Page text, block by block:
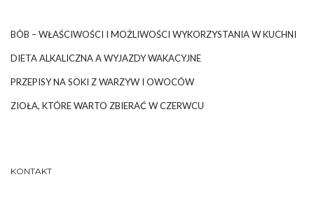
BÓB – WŁAŚCIWOŚCI I MOŻLIWOŚCI WYKORZYSTANIA W KUCHNI
DIETA ALKALICZNA A WYJAZDY WAKACYJNE
PRZEPISY NA SOKI Z WARZYW I OWOCÓW
ZIOŁA, KTÓRE WARTO ZBIERAĆ W CZERWCU
KONTAKT